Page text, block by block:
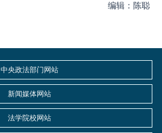
编辑：陈聪
中央政法部门网站
新闻媒体网站
法学院校网站